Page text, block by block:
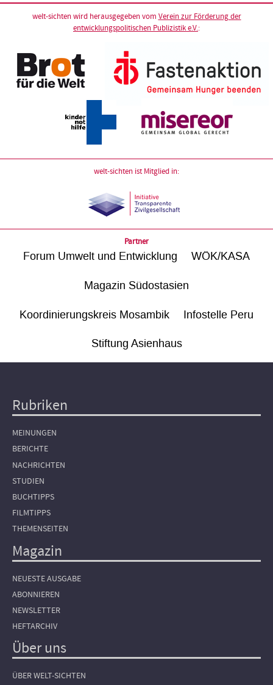
welt-sichten wird herausgegeben vom Verein zur Förderung der
entwicklungspolitischen Publizistik e.V.:
welt-sichten ist Mitglied in:
Partner
Forum Umwelt und Entwicklung WÖK/KASA
Magazin Südostasien
Koordinierungskreis Mosambik Infostelle Peru
Stiftung Asienhaus
Hauptnavigation
Rubriken
MEINUNGEN
BERICHTE
NACHRICHTEN
STUDIEN
BUCHTIPPS
FILMTIPPS
THEMENSEITEN
Magazin
NEUESTE AUSGABE
ABONNIEREN
NEWSLETTER
HEFTARCHIV
Über uns
ÜBER WELT-SICHTEN